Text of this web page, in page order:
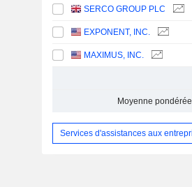
SERCO GROUP PLC
EXPONENT, INC.
MAXIMUS, INC.
Moyenne
Services d'assistances aux